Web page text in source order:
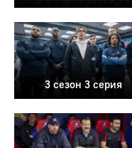
3 сезон 3 серия